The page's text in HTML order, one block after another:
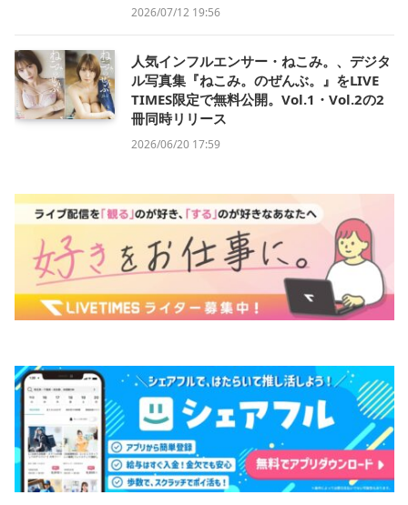
2026/07/12 19:56
人気インフルエンサー・ねこみ。、デジタ
ル写真集『ねこみ。のぜんぶ。』をLIVE
TIMES限定で無料公開。Vol.1・Vol.2の2
冊同時リリース
2026/06/20 17:59